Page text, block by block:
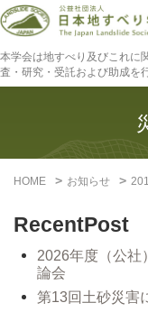
本学会は地すべり及びこれに
査・研究・受託および助成を
HOME お知らせ
RecentPost
2026年度（公
論会
第13回土砂災害